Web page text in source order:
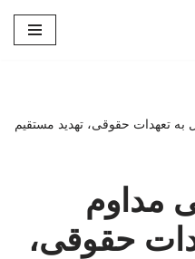
به تعهدات حقوقی، تهدید مستقیم
مداوم
حقوقی،